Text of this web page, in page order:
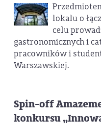
lokalu o
celu
gastronomicznych i
pracowników i
Warszawskiej.
Spin-off
konkursu